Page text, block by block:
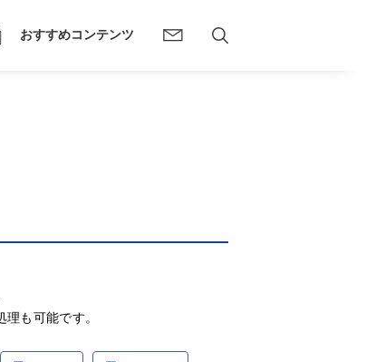
おすすめコンテンツ
も可能です。